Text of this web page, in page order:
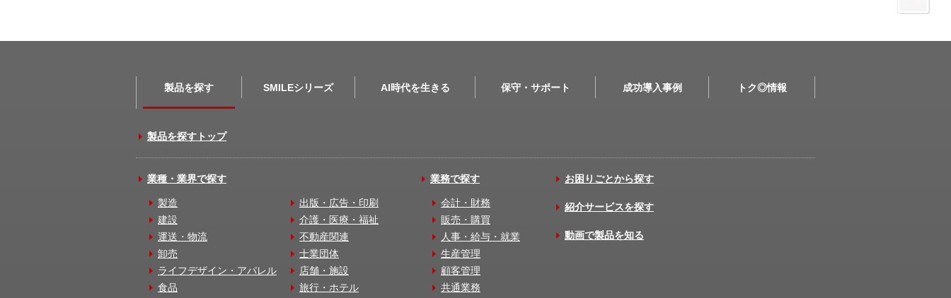
製品を探す SMILEシリーズ AI時代を生きる 保守・サポート 成功導入事例 トク◎情報
製品を探すトップ
業種・業界で探す
製造
建設
運送・物流
卸売
ライフデザイン・アパレル
食品
出版・広告・印刷
介護・医療・福祉
不動産関連
士業団体
店舗・施設
旅行・ホテル
業務で探す
会計・財務
販売・購買
人事・給与・就業
生産管理
顧客管理
共通業務
お困りごとから探す
紹介サービスを探す
動画で製品を知る